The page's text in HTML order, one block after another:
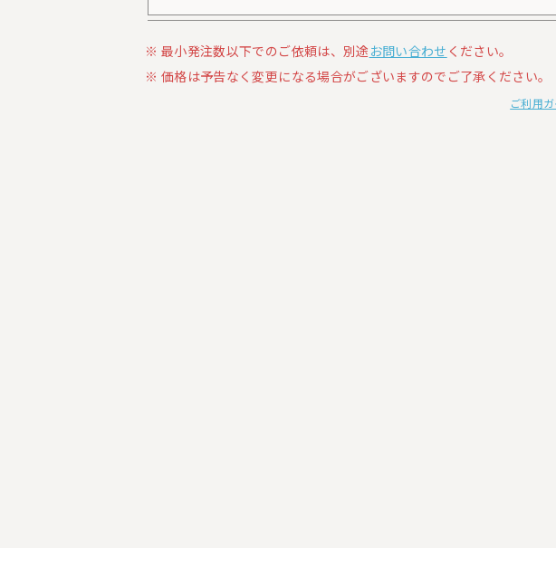
最小発注数以下でのご依頼は、別途 お問い合わせ ください。
価格は予告なく変更になる場合がございますのでご了承ください。
ご利用